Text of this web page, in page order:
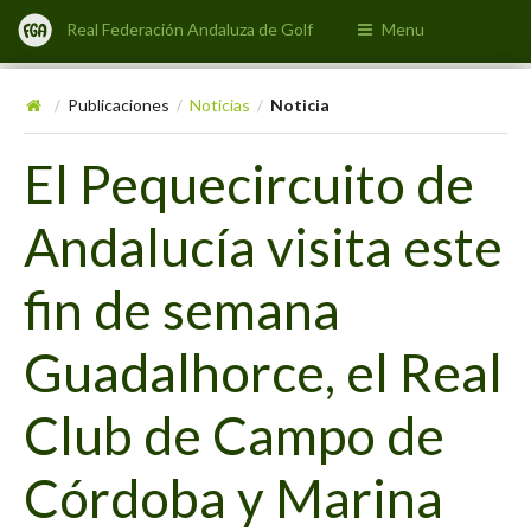
Real Federación Andaluza de Golf Menu
/ Publicaciones / Noticias / Noticia
El Pequecircuito de
Andalucía visita este
fin de semana
Guadalhorce, el Real
Club de Campo de
Córdoba y Marina